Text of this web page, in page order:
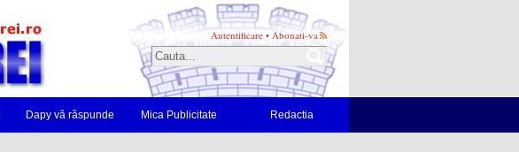
Autentificare • Abonati-va
Dapy vă răspunde Mica Publicitate Redactia